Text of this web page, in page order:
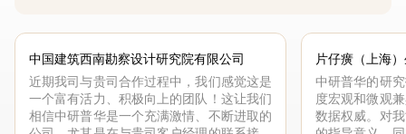
中国建筑西南勘察设计研究院有限公司
近期我司与贵司合作过程中，我们感觉这是
一个富有活力、积极向上的团队！这让我们
相信中研普华是一个充满激情、不断进取的
片仔癀（上海
中研普华的研
度宏观和微观
数据权威。对